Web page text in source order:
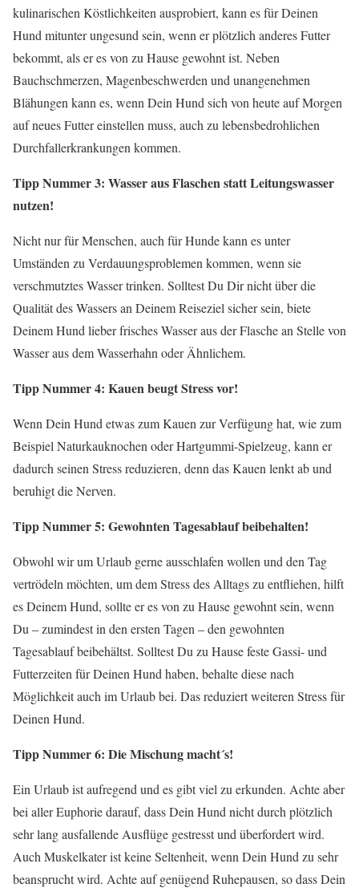
kulinarischen Köstlichkeiten ausprobiert, kann es für Deinen
Hund mitunter ungesund sein, wenn er plötzlich anderes Futter
bekommt, als er es von zu Hause gewohnt ist. Neben
Bauchschmerzen, Magenbeschwerden und unangenehmen
Blähungen kann es, wenn Dein Hund sich von heute auf Morgen
auf neues Futter einstellen muss, auch zu lebensbedrohlichen
Durchfallerkrankungen kommen.
Tipp Nummer 3: Wasser aus Flaschen statt Leitungswasser
nutzen!
Nicht nur für Menschen, auch für Hunde kann es unter
Umständen zu Verdauungsproblemen kommen, wenn sie
verschmutztes Wasser trinken. Solltest Du Dir nicht über die
Qualität des Wassers an Deinem Reiseziel sicher sein, biete
Deinem Hund lieber frisches Wasser aus der Flasche an Stelle von
Wasser aus dem Wasserhahn oder Ähnlichem.
Tipp Nummer 4: Kauen beugt Stress vor!
Wenn Dein Hund etwas zum Kauen zur Verfügung hat, wie zum
Beispiel Naturkauknochen oder Hartgummi-Spielzeug, kann er
dadurch seinen Stress reduzieren, denn das Kauen lenkt ab und
beruhigt die Nerven.
Tipp Nummer 5: Gewohnten Tagesablauf beibehalten!
Obwohl wir um Urlaub gerne ausschlafen wollen und den Tag
vertrödeln möchten, um dem Stress des Alltags zu entfliehen, hilft
es Deinem Hund, sollte er es von zu Hause gewohnt sein, wenn
Du – zumindest in den ersten Tagen – den gewohnten
Tagesablauf beibehältst. Solltest Du zu Hause feste Gassi- und
Futterzeiten für Deinen Hund haben, behalte diese nach
Möglichkeit auch im Urlaub bei. Das reduziert weiteren Stress für
Deinen Hund.
Tipp Nummer 6: Die Mischung macht´s!
Ein Urlaub ist aufregend und es gibt viel zu erkunden. Achte aber
bei aller Euphorie darauf, dass Dein Hund nicht durch plötzlich
sehr lang ausfallende Ausflüge gestresst und überfordert wird.
Auch Muskelkater ist keine Seltenheit, wenn Dein Hund zu sehr
beansprucht wird. Achte auf genügend Ruhepausen, so dass Dein